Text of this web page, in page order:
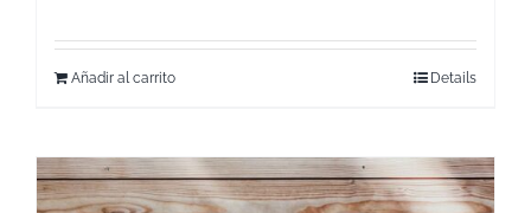
Añadir al carrito Details